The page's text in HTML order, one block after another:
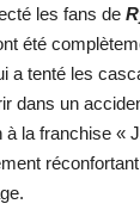
les fans de
été
a tenté les
dans un
à la franchise «